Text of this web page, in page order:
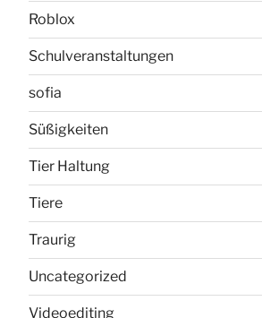
Roblox
Schulveranstaltungen
sofia
Süßigkeiten
Tier Haltung
Tiere
Traurig
Uncategorized
Videoediting